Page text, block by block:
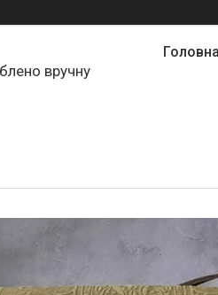
вручну
Головна